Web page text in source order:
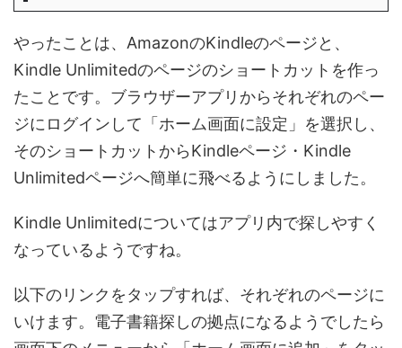
やったことは、AmazonのKindleのページと、
Kindle Unlimitedのページのショートカットを作っ
たことです。ブラウザーアプリからそれぞれのペー
ジにログインして「ホーム画面に設定」を選択し、
そのショートカットからKindleページ・Kindle
Unlimitedページへ簡単に飛べるようにしました。
Kindle Unlimitedについてはアプリ内で探しやすく
なっているようですね。
以下のリンクをタップすれば、それぞれのページに
いけます。電子書籍探しの拠点になるようでしたら